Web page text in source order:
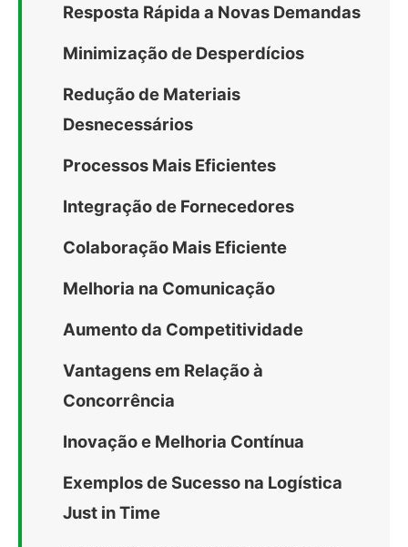
Resposta Rápida a Novas Demandas
Minimização de Desperdícios
Redução de Materiais
Desnecessários
Processos Mais Eficientes
Integração de Fornecedores
Colaboração Mais Eficiente
Melhoria na Comunicação
Aumento da Competitividade
Vantagens em Relação à
Concorrência
Inovação e Melhoria Contínua
Exemplos de Sucesso na Logística
Just in Time